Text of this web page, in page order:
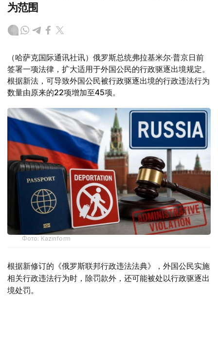
为范围
（哈萨克国际通讯社讯）俄罗斯总统弗拉基米尔·普京日前
签署一项法律，扩大适用于外国公民的行政驱逐出境规定。
根据新法，可导致外国公民被行政驱逐出境的行政违法行为
数量由原来的22项增加至45项。
Фото: Kazinform
根据新修订的《俄罗斯联邦行政违法法典》，外国公民实施
相关行政违法行为时，除罚款外，还可能被处以行政驱逐出
境处罚。